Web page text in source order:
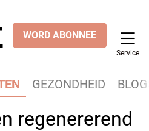
WORD ABONNEE
Service
GEZONDHEID
regenererend